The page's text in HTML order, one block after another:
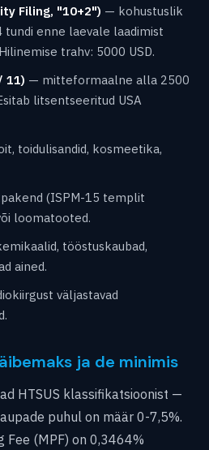
Filing, "10+2") — kohustuslik
tundi enne laevale laadimist
trahv: 5000 USD.
11) — mitteformaalne alla 2500
litsentseeritud USA
toidulisandid, kosmeetika,
(ISPM-15 templit
loomatooted.
tööstuskaubad,
ained.
väljastavad
ja de minimis
HTSUS klassifikatsioonist —
puhul on määr 0-7,5%.
Fee (MPF) on 0,3464%